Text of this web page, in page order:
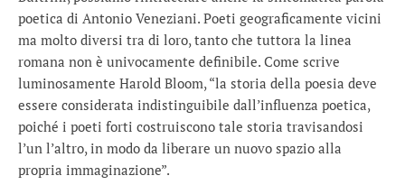
poetica di Antonio Veneziani. Poeti geograficamente vicini
ma molto diversi tra di loro, tanto che tuttora la linea
romana non è univocamente definibile. Come scrive
luminosamente Harold Bloom, “la storia della poesia deve
essere considerata indistinguibile dall’influenza poetica,
poiché i poeti forti costruiscono tale storia travisandosi
l’un l’altro, in modo da liberare un nuovo spazio alla
propria immaginazione”.